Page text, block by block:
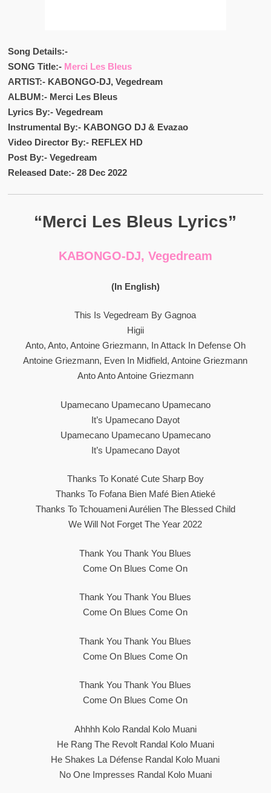
Song Details:-
SONG Title:- Merci Les Bleus
ARTIST:- KABONGO-DJ, Vegedream
ALBUM:- Merci Les Bleus
Lyrics By:- Vegedream
Instrumental By:- KABONGO DJ & Evazao
Video Director By:- REFLEX HD
Post By:- Vegedream
Released Date:- 28 Dec 2022
“Merci Les Bleus Lyrics”
KABONGO-DJ, Vegedream
(In English)
This Is Vegedream By Gagnoa
Higii
Anto, Anto, Antoine Griezmann, In Attack In Defense Oh
Antoine Griezmann, Even In Midfield, Antoine Griezmann
Anto Anto Antoine Griezmann
Upamecano Upamecano Upamecano
It’s Upamecano Dayot
Upamecano Upamecano Upamecano
It’s Upamecano Dayot
Thanks To Konaté Cute Sharp Boy
Thanks To Fofana Bien Mafé Bien Atieké
Thanks To Tchouameni Aurélien The Blessed Child
We Will Not Forget The Year 2022
Thank You Thank You Blues
Come On Blues Come On
Thank You Thank You Blues
Come On Blues Come On
Thank You Thank You Blues
Come On Blues Come On
Thank You Thank You Blues
Come On Blues Come On
Ahhhh Kolo Randal Kolo Muani
He Rang The Revolt Randal Kolo Muani
He Shakes La Défense Randal Kolo Muani
No One Impresses Randal Kolo Muani